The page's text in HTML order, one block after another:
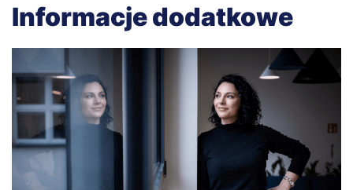
Informacje dodatkowe